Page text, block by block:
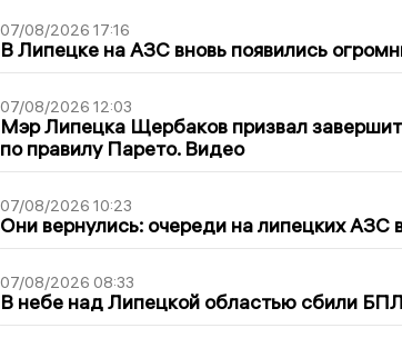
07/08/2026 17:16
В Липецке на АЗС вновь появились
07/08/2026 12:03
Мэр Липецка Щербаков призвал
по правилу Парето. Видео
07/08/2026 10:23
Они вернулись: очереди на липецких АЗС
07/08/2026 08:33
В небе над Липецкой областью сбили